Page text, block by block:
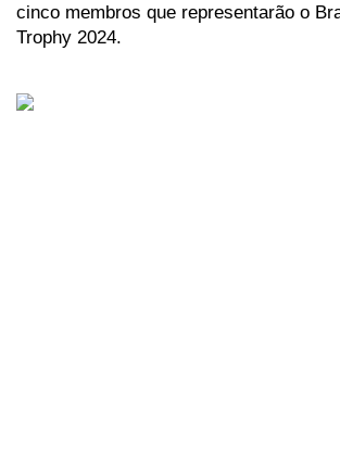
cinco membros que representarão o
Trophy 2024.